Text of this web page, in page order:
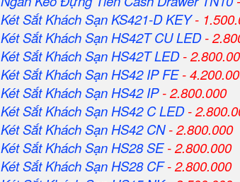
Két Sắt Khách Sạn KS421-D KEY-
Két Sắt Khách Sạn HS42T CU LED-
Két Sắt Khách Sạn HS42T LED-
Két Sắt Khách Sạn HS42 IP FE-
Két Sắt Khách Sạn HS42 IP- 2.800.000
Két Sắt Khách Sạn HS42 C LED-
Két Sắt Khách Sạn HS42 CN- 2.800.000
Két Sắt Khách Sạn HS28 SE- 2.800.000
Két Sắt Khách Sạn HS28 CF- 2.800.000